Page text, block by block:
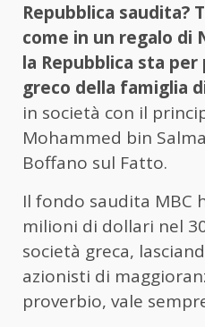
Repubblica saudita?
come in un regalo di
la Repubblica sta
greco della famiglia
in società con il
Mohammed bin
Boffano sul Fatto.
Il fondo saudita MBC
milioni di dollari nel
società greca,
azionisti di
proverbio, vale